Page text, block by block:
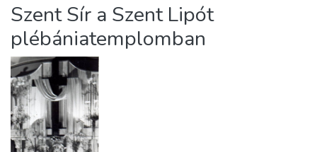
About us
Szent Sír a Szent Lipót
plébániatemplomban